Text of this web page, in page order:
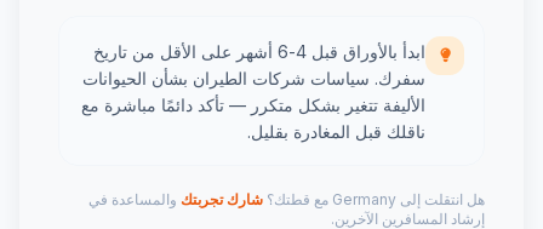
ابدأ بالأوراق قبل 4-6 أشهر على الأقل من تاريخ
سفرك. سياسات شركات الطيران بشأن الحيوانات
الأليفة تتغير بشكل متكرر — تأكد دائمًا مباشرة مع
ناقلك قبل المغادرة بقليل.
هل انتقلت إلى Germany مع قطتك؟ شارك تجربتك والمساعدة في
إرشاد المسافرين الآخرين.